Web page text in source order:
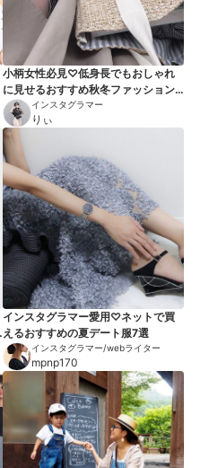
小柄女性必見♡低身長でもおしゃれ
に見せるおすすめ秋冬ファッション8
選
インスタグラマー
りぃ
インスタグラマー愛用♡ネットで買
えるおすすめの夏デート服7選
インスタグラマー/webライター
mpnp170